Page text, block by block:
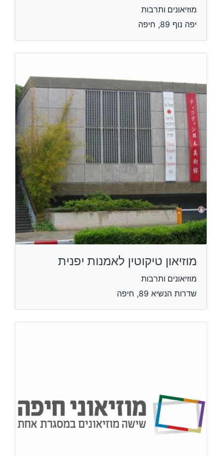
מוזיאונים ותרבות
יפה נוף 89, חיפה
מוזיאון טיקוטין לאמנות יפנית
מוזיאונים ותרבות
שדרות הנשיא 89, חיפה